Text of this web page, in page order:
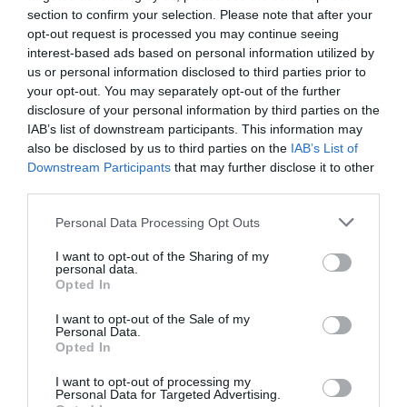
section to confirm your selection. Please note that after your
opt-out request is processed you may continue seeing
interest-based ads based on personal information utilized by
us or personal information disclosed to third parties prior to
your opt-out. You may separately opt-out of the further
disclosure of your personal information by third parties on the
IAB’s list of downstream participants. This information may
also be disclosed by us to third parties on the IAB’s List of
Downstream Participants that may further disclose it to other
Personal Data Processing Opt Outs
I want to opt-out of the Sharing of my
personal data.
Opted In
I want to opt-out of the Sale of my
Personal Data.
Opted In
I want to opt-out of processing my
Personal Data for Targeted Advertising.
est juste 8 grosses bouteilles de soudeur) c est pas la
meilleure idee en soit dans un fireliner
Apres pour voler bas et avec une pressurisation forte il vaut
mieux un de ces terribles teen avec son surpoids structurel
pour resister a la pressurisation pour éviter des soucis a ces
personnes
Sinon apres cette tranche d humour,
Bon courage a eux et a ceux qui restent derriere
AN 124 a commenté :
5 mars 2021 - 18 h 41
Tout cela pour un coût exorbitant non précisé. La
france ne recule devant rien pas même dépenser
de l’argent qu’elle n’a pas! C’est le puits sans fond, le
hôpitaux se débattent avec des moyens limités et
des personnels épuisés. Peut-etre aurait on pu